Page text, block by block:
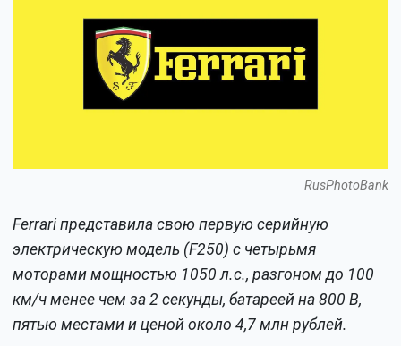
RusPhotoBank
Ferrari представила свою первую серийную
электрическую модель (F250) с четырьмя
моторами мощностью 1050 л.с., разгоном до 100
км/ч менее чем за 2 секунды, батареей на 800 В,
пятью местами и ценой около 4,7 млн рублей.